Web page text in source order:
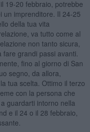
19-20 febbraio, potrebbe
un imprenditore. Il 24-25
della tua vita
va tutto come al
non tanto sicura,
grandi passi avanti.
fino al giorno di San
segno, da allora,
tua scelta. Ottimo il terzo
con la persona che
guardarti intorno nella
e il 24 o il 28 febbraio,